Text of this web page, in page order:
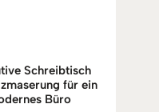
Schreibtisch
für ein
Büro